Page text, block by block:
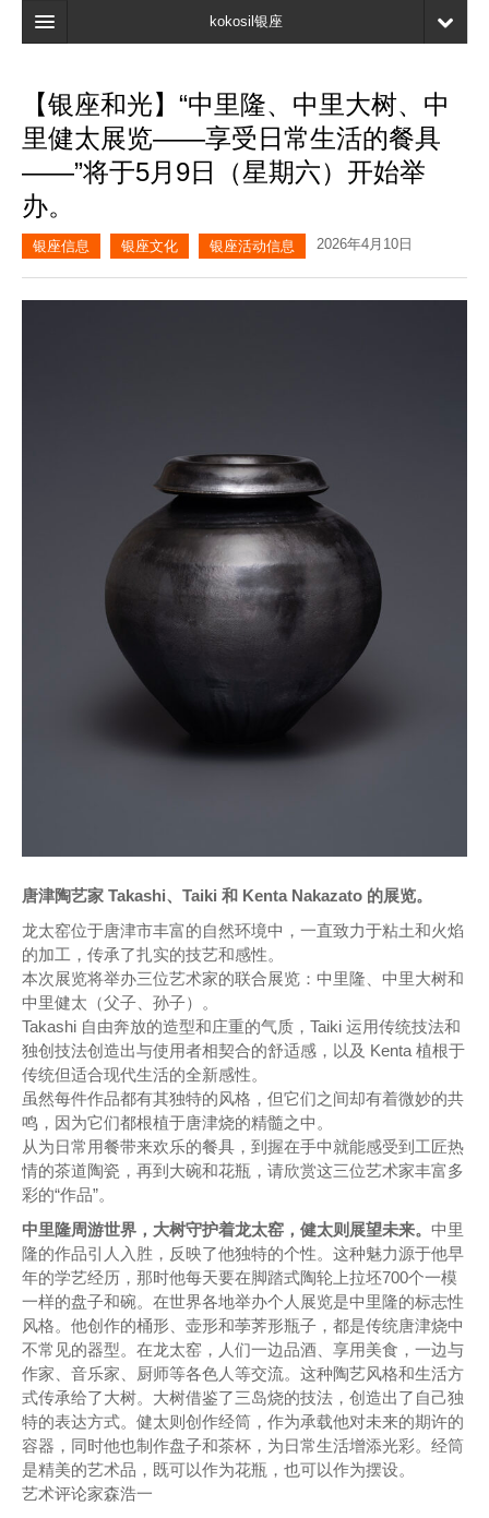
kokosil银座
搜索
最新信息
我的页面
【银座和光】“中里隆、中里大树、中
里健太展览——享受日常生活的餐具
——”将于5月9日（星期六）开始举
办。
银座信息 银座文化 银座活动信息 2026年4月10日
唐津陶艺家 Takashi、Taiki 和 Kenta Nakazato 的展览。
龙太窑位于唐津市丰富的自然环境中，一直致力于粘土和火焰
的加工，传承了扎实的技艺和感性。
本次展览将举办三位艺术家的联合展览：中里隆、中里大树和
中里健太（父子、孙子）。
Takashi 自由奔放的造型和庄重的气质，Taiki 运用传统技法和
独创技法创造出与使用者相契合的舒适感，以及 Kenta 植根于
传统但适合现代生活的全新感性。
虽然每件作品都有其独特的风格，但它们之间却有着微妙的共
鸣，因为它们都根植于唐津烧的精髓之中。
从为日常用餐带来欢乐的餐具，到握在手中就能感受到工匠热
情的茶道陶瓷，再到大碗和花瓶，请欣赏这三位艺术家丰富多
彩的“作品”。
中里隆周游世界，大树守护着龙太窑，健太则展望未来。 中里
隆的作品引人入胜，反映了他独特的个性。这种魅力源于他早
年的学艺经历，那时他每天要在脚踏式陶轮上拉坯700个一模
一样的盘子和碗。在世界各地举办个人展览是中里隆的标志性
风格。他创作的桶形、壶形和荸荠形瓶子，都是传统唐津烧中
不常见的器型。在龙太窑，人们一边品酒、享用美食，一边与
作家、音乐家、厨师等各色人等交流。这种陶艺风格和生活方
式传承给了大树。大树借鉴了三岛烧的技法，创造出了自己独
特的表达方式。健太则创作经筒，作为承载他对未来的期许的
容器，同时他也制作盘子和茶杯，为日常生活增添光彩。经筒
是精美的艺术品，既可以作为花瓶，也可以作为摆设。
艺术评论家森浩一